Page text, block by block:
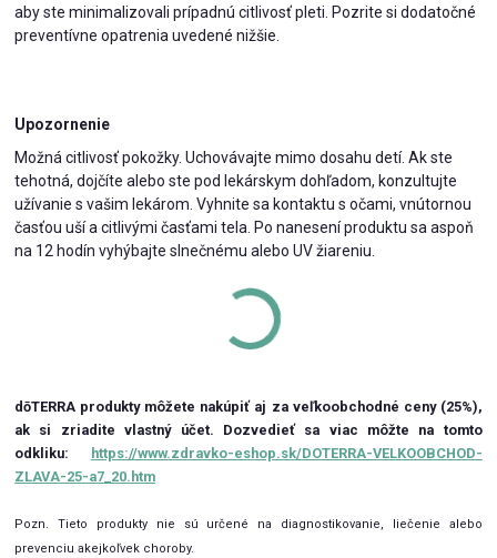
aby ste minimalizovali prípadnú citlivosť pleti. Pozrite si dodatočné
preventívne opatrenia uvedené nižšie.
Upozornenie
Možná citlivosť pokožky. Uchovávajte mimo dosahu detí. Ak ste
tehotná, dojčíte alebo ste pod lekárskym dohľadom, konzultujte
užívanie s vašim lekárom. Vyhnite sa kontaktu s očami, vnútornou
časťou uší a citlivými časťami tela. Po nanesení produktu sa aspoň
na 12 hodín vyhýbajte slnečnému alebo UV žiareniu.
dōTERRA produkty môžete nakúpiť aj za veľkoobchodné ceny (25%),
ak si zriadite vlastný účet. Dozvedieť sa viac môžte na tomto
odkliku:
https://www.zdravko-eshop.sk/DOTERRA-VELKOOBCHOD-
ZLAVA-25-a7_20.htm
Pozn. Tieto produkty nie sú určené na diagnostikovanie, liečenie alebo
prevenciu akejkoľvek choroby.